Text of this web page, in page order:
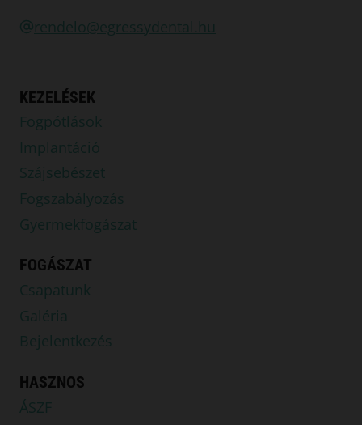
rendelo@egressydental.hu
KEZELÉSEK
Fogpótlások
Implantáció
Szájsebészet
Fogszabályozás
Gyermekfogászat
FOGÁSZAT
Csapatunk
Galéria
Bejelentkezés
HASZNOS
ÁSZF